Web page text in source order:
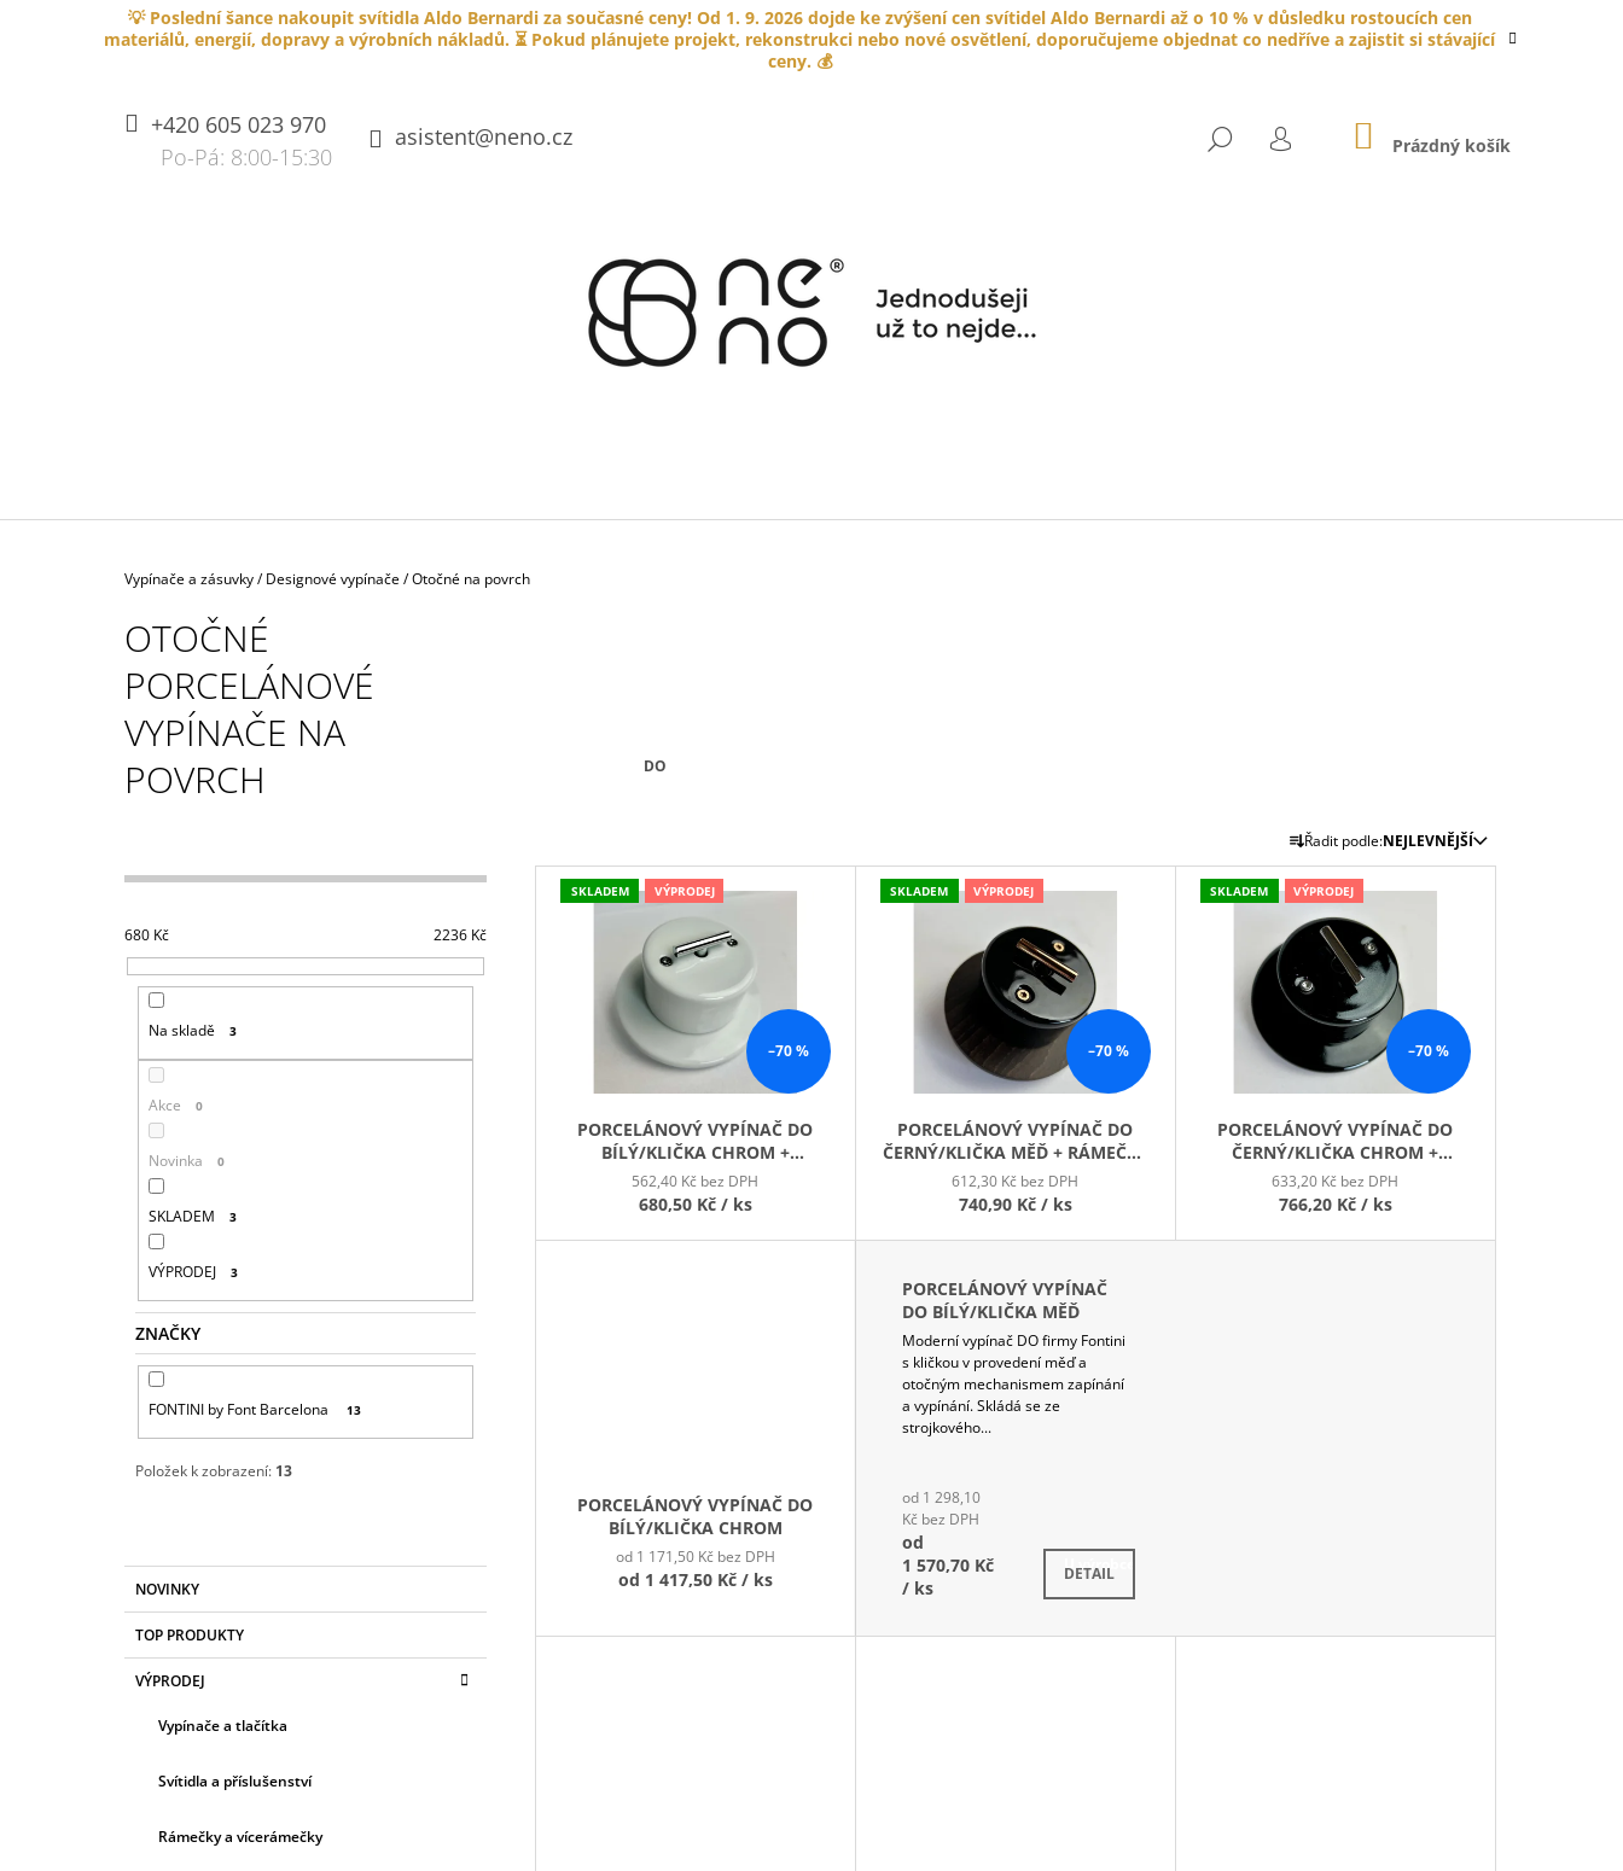
💡 Poslední šance nakoupit svítidla Aldo Bernardi za současné ceny! Od 1. 9. 2026 dojde ke zvýšení cen svítidel Aldo Bernardi až o 10 % v důsledku rostoucích cen
materiálů, energií, dopravy a výrobních nákladů. ⏳ Pokud plánujete projekt, rekonstrukci nebo nové osvětlení, doporučujeme objednat co nedříve a zajistit si stávající
ceny. 💰
+420 605 023 970 asistent@neno.cz HLEDAT
PŘIHLÁŠENÍ
NÁKUPNÍ
KOŠÍK
Prázdný košík
Domů
Vypínače a zásuvky/ Designové vypínače/Otočné na povrch
OTOČNÉ
PORCELÁNOVÉ
VYPÍNAČE NA
POVRCH
680 Kč 2236 Kč
Na skladě 3
Akce 0
Novinka 0
SKLADEM 3
VÝPRODEJ 3
ZNAČKY
FONTINI by Font Barcelona 13
Položek k zobrazení: 13
kategorie
K
T
G
O
NOVINKY
TOP PRODUKTY
VÝPRODEJ
Vypínače a tlačítka
Svítidla a příslušenství
Rámečky a vícerámečky
DO
Ř
A
Z
E
N
Í
P
R
O
D
U
K
T
Ů
Řadit podle:NEJLEVNĚJŠÍ
V
–70 %
SKLADEM VÝPRODEJ
PORCELÁNOVÝ VYPÍNAČ DO
BÍLÝ/KLIČKA CHROM +
RÁMEČEK BÍLÝ PORC. VÝPRODEJ
562,40 Kč bez DPH
680,50 Kč / ks
–70 %
SKLADEM VÝPRODEJ
PORCELÁNOVÝ VYPÍNAČ DO
ČERNÝ/KLIČKA MĚĎ + RÁMEČEK
TMAVÝ BUK VÝPRODEJ
612,30 Kč bez DPH
740,90 Kč / ks
–70 %
SKLADEM VÝPRODEJ
PORCELÁNOVÝ VYPÍNAČ DO
ČERNÝ/KLIČKA CHROM +
RÁMEČEK ČERNÝ PORC.
VÝPRODEJ
633,20 Kč bez DPH
766,20 Kč / ks
PORCELÁNOVÝ VYPÍNAČ DO
BÍLÝ/KLIČKA CHROM
od 1 171,50 Kč bez DPH
od 1 417,50 Kč / ks
PORCELÁNOVÝ VYPÍNAČ
DO BÍLÝ/KLIČKA MĚĎ
Moderní vypínač DO firmy Fontini
s kličkou v provedení měď a
otočným mechanismem zapínání
a vypínání. Skládá se ze
strojkového...
od 1 298,10
Kč bez DPH
od
1 570,70 Kč
/ ks
DETAIL
U výrobce
ZPĚT
ZPĚT
CO POTŘEBUJETE NAJÍT?
DOPORUČUJEME
OHNIVZDORNOU IZOLACÍ - HNĚDÝ
COLONIAL
HNĚDÁ